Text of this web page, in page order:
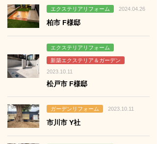
エクステリアリフォーム 2024.04.26
柏市 F様邸
エクステリアリフォーム
新築エクステリア＆ガーデン
2023.10.11
松戸市 F様邸
ガーデンリフォーム 2023.10.11
市川市 Y社